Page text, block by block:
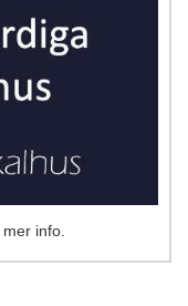
info.